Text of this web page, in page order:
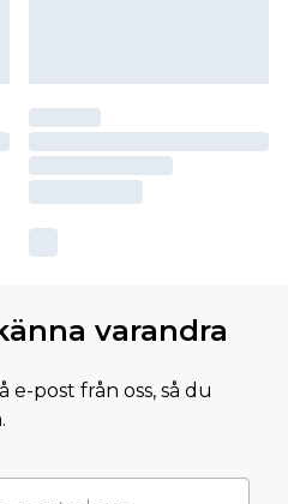
varandra
e-post från oss, så du